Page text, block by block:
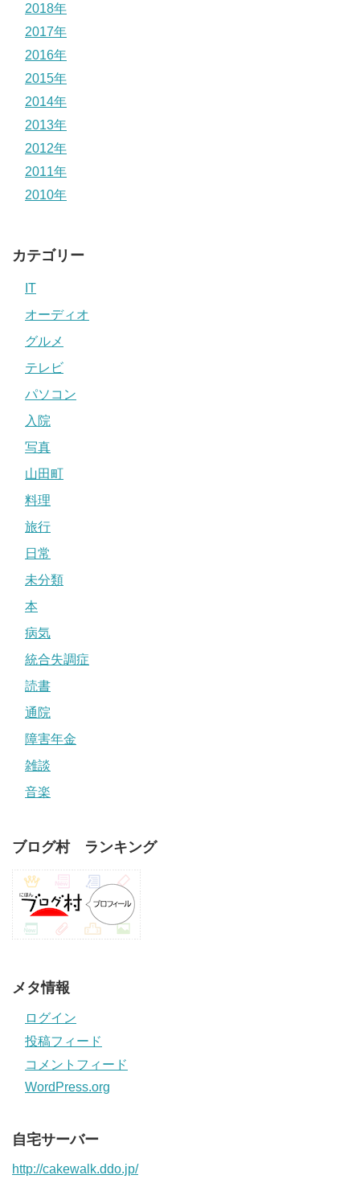
2018年
2017年
2016年
2015年
2014年
2013年
2012年
2011年
2010年
カテゴリー
IT
オーディオ
グルメ
テレビ
パソコン
入院
写真
山田町
料理
旅行
日常
未分類
本
病気
統合失調症
読書
通院
障害年金
雑談
音楽
ブログ村 ランキング
メタ情報
ログイン
投稿フィード
コメントフィード
WordPress.org
自宅サーバー
http://cakewalk.ddo.jp/